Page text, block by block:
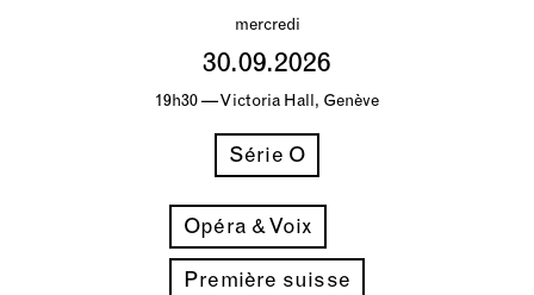
mercredi
30.09.2026
19h30 — Victoria Hall, Genève
Série O
Opéra & Voix
Première suisse